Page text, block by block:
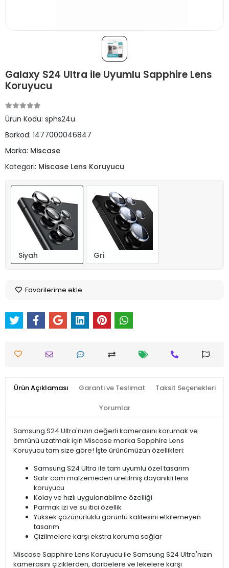
Galaxy S24 Ultra ile Uyumlu Sapphire Lens
Koruyucu
Ürün Kodu: sphs24u
Barkod: 1477000046847
Marka: Miscase
Kategori: Miscase Lens Koruyucu
Siyah Gri
Favorilerime ekle
Ürün Açıklaması Garanti ve Teslimat Taksit Seçenekleri
Yorumlar
Samsung S24 Ultra'nızın değerli kamerasını korumak ve
ömrünü uzatmak için Miscase marka Sapphire Lens
Koruyucu tam size göre! İşte ürünümüzün özellikleri:
Samsung S24 Ultra ile tam uyumlu özel tasarım
Safir cam malzemeden üretilmiş dayanıklı lens
koruyucu
Kolay ve hızlı uygulanabilme özelliği
Parmak izi ve su itici özellik
Yüksek çözünürlüklü görüntü kalitesini etkilemeyen
tasarım
Çizilmelere karşı ekstra koruma sağlar
Miscase Sapphire Lens Koruyucu ile Samsung S24 Ultra'nızın
kamerasını çiziklerden, darbelere ve lekelere karşı